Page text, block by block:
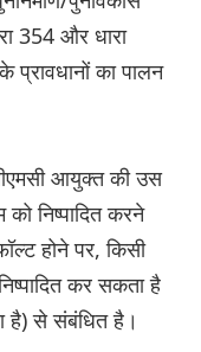
354 और धारा
प्रावधानों का पालन
आयुक्त की उस
निष्पादित करने
होने पर, किसी
कर सकता है
है) से संबंधित है।